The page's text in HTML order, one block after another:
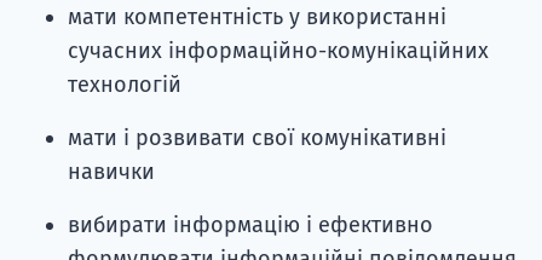
мати компетентність у використанні
сучасних інформаційно-комунікаційних
технологій
мати і розвивати свої комунікативні
навички
вибирати інформацію і ефективно